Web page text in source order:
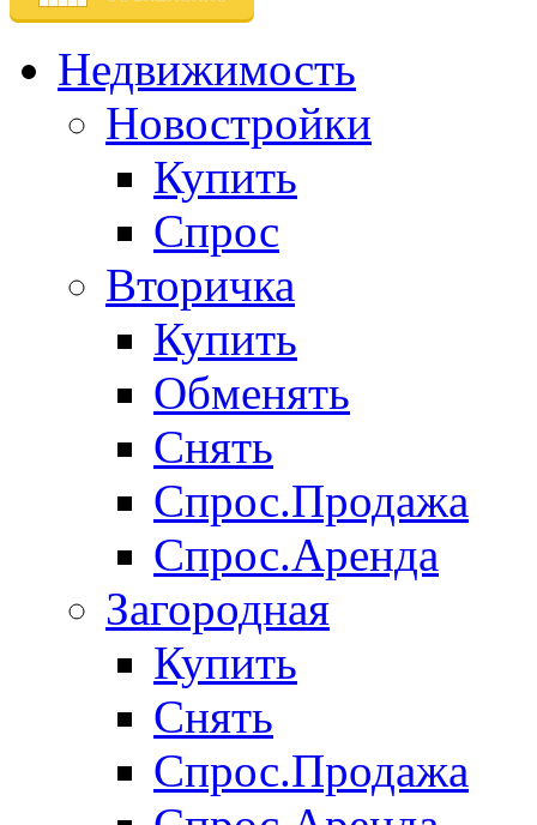
Недвижимость
Новостройки
Купить
Спрос
Вторичка
Купить
Обменять
Снять
Спрос.Продажа
Спрос.Аренда
Загородная
Купить
Снять
Спрос.Продажа